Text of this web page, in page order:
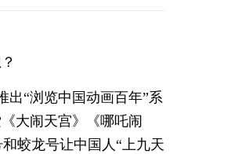
出“浏览中国动画百年”系
大闹天宫》《哪吒闹
蛟龙号让中国人“上九天